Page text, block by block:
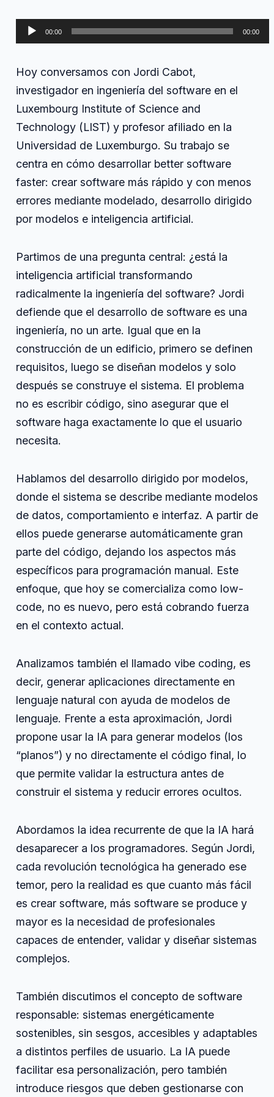
la
ingeniería
software,
con
Cabot
Reproductor
de
00:00 00:00
Hoy conversamos con Jordi Cabot,
investigador en ingeniería del software en el
Luxembourg Institute of Science and
Technology (LIST) y profesor afiliado en la
Universidad de Luxemburgo. Su trabajo se
centra en cómo desarrollar better software
faster: crear software más rápido y con menos
errores mediante modelado, desarrollo dirigido
por modelos e inteligencia artificial.
Partimos de una pregunta central: ¿está la
inteligencia artificial transformando
radicalmente la ingeniería del software? Jordi
defiende que el desarrollo de software es una
ingeniería, no un arte. Igual que en la
construcción de un edificio, primero se definen
requisitos, luego se diseñan modelos y solo
después se construye el sistema. El problema
no es escribir código, sino asegurar que el
software haga exactamente lo que el usuario
necesita.
Hablamos del desarrollo dirigido por modelos,
donde el sistema se describe mediante modelos
de datos, comportamiento e interfaz. A partir de
ellos puede generarse automáticamente gran
parte del código, dejando los aspectos más
específicos para programación manual. Este
enfoque, que hoy se comercializa como low-
code, no es nuevo, pero está cobrando fuerza
en el contexto actual.
Analizamos también el llamado vibe coding, es
decir, generar aplicaciones directamente en
lenguaje natural con ayuda de modelos de
lenguaje. Frente a esta aproximación, Jordi
propone usar la IA para generar modelos (los
“planos”) y no directamente el código final, lo
que permite validar la estructura antes de
construir el sistema y reducir errores ocultos.
Abordamos la idea recurrente de que la IA hará
desaparecer a los programadores. Según Jordi,
cada revolución tecnológica ha generado ese
temor, pero la realidad es que cuanto más fácil
es crear software, más software se produce y
mayor es la necesidad de profesionales
capaces de entender, validar y diseñar sistemas
complejos.
También discutimos el concepto de software
responsable: sistemas energéticamente
sostenibles, sin sesgos, accesibles y adaptables
a distintos perfiles de usuario. La IA puede
facilitar esa personalización, pero también
introduce riesgos que deben gestionarse con